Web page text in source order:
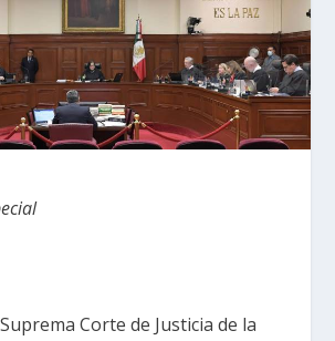
Corte de Justicia de la